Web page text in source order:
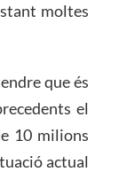
moltes
que és
el
10 milions
actual